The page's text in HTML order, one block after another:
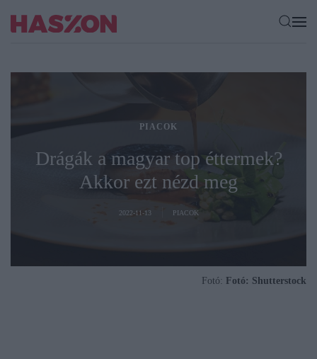
PIACOK
Drágák a magyar top éttermek?
Akkor ezt nézd meg
2022-11-13 PIACOK
Fotó: Fotó: Shutterstock